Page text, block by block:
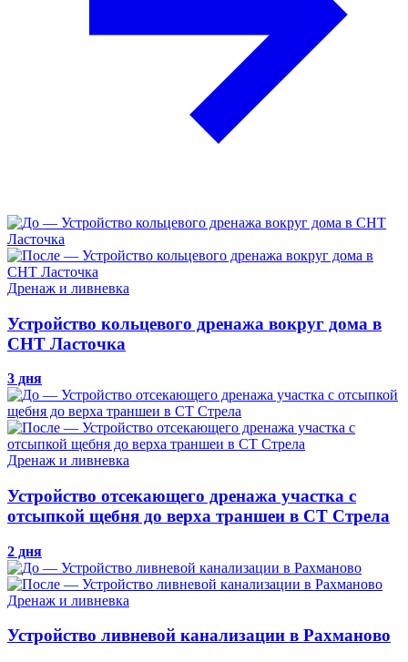
Дренаж и ливневка
Устройство кольцевого дренажа вокруг дома в
СНТ Ласточка
3 дня
Дренаж и ливневка
Устройство отсекающего дренажа участка с
отсыпкой щебня до верха траншеи в СТ Стрела
2 дня
Дренаж и ливневка
Устройство ливневой канализации в Рахманово